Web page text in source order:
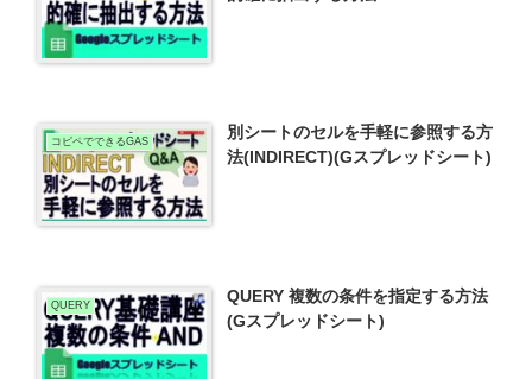
コピペでできるGAS
別シートのセルを手軽に参照する方
法(INDIRECT)(Gスプレッドシート)
QUERY
QUERY 複数の条件を指定する方法
(Gスプレッドシート)